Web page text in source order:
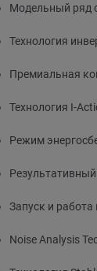
Модельный ряд
Технология
Премиальная
Технология I-
Режим
Запуск и работа
Noise Analysis